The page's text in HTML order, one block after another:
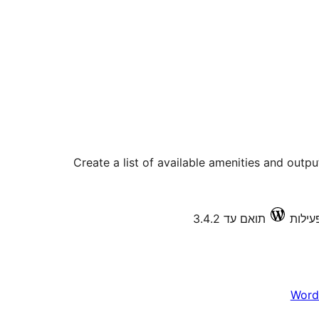
Create a list of available amenities and
תואם עד 3.4.2